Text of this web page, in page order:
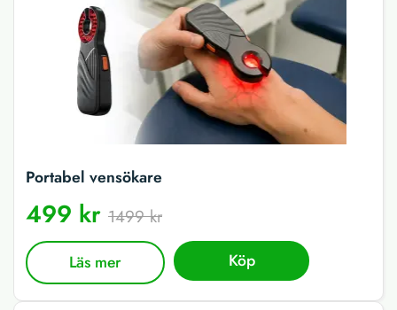
Portabel vensökare
499 kr 1499 kr
Läs mer Köp